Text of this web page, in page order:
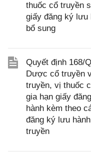
thuốc cổ truyền
giấy đăng ký lưu
bổ sung
Quyết định 168/
Dược cổ truyền
truyền, vị thuốc
gia hạn giấy
hành kèm theo
đăng ký lưu
truyền